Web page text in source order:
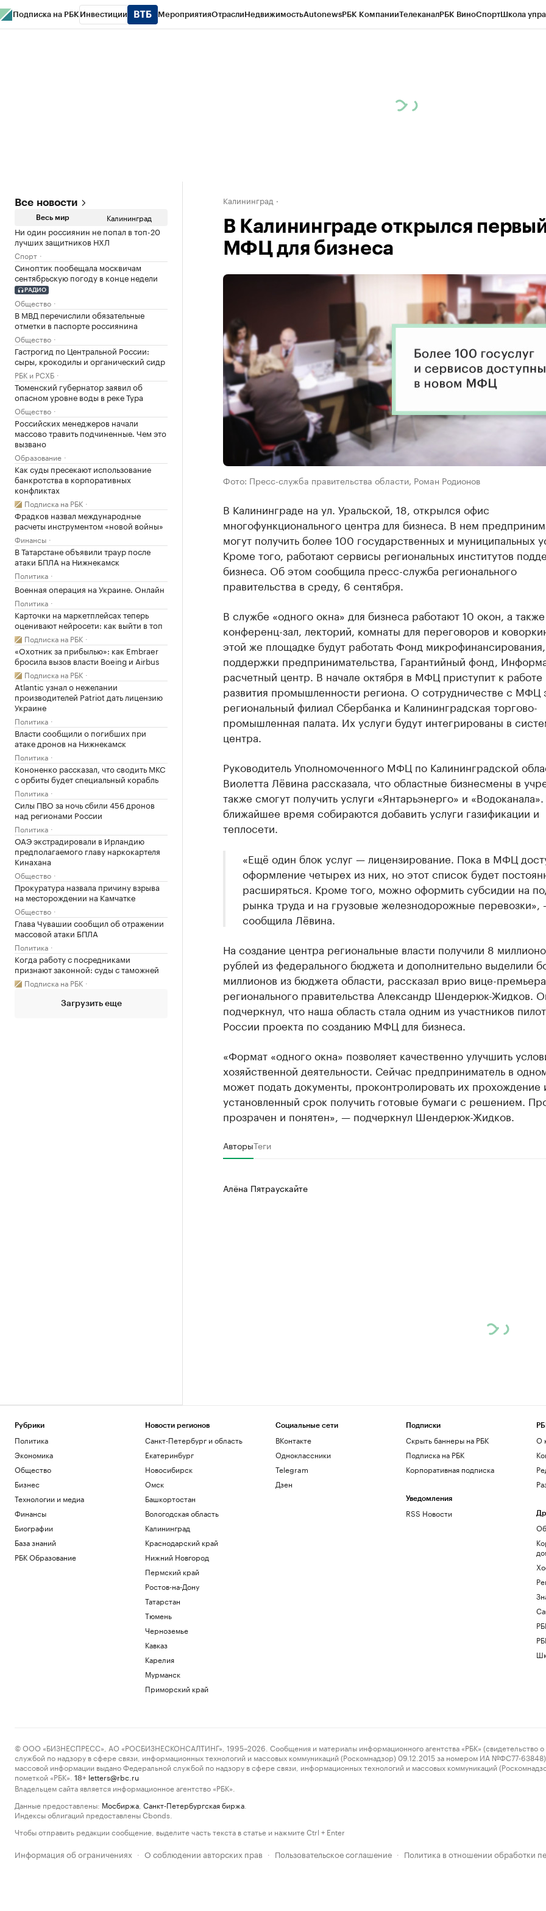
Подписка на РБК Инвестиции МероприятияОтраслиНедвижимостьAutonewsРБК КомпанииТелеканалРБК ВиноСпортШкола
Все новости
Весь мир Калининград
Ни один россиянин не попал в топ-20
лучших защитников НХЛ
Спорт
Синоптик пообещала москвичам
сентябрьскую погоду в конце недели
РАДИО
Общество
В МВД перечислили обязательные
отметки в паспорте россиянина
Общество
Гастрогид по Центральной России:
сыры, крокодилы и органический сидр
РБК и РСХБ
Тюменский губернатор заявил об
опасном уровне воды в реке Тура
Общество
Российских менеджеров начали
массово травить подчиненные. Чем это
вызвано
Образование
Как суды пресекают использование
банкротства в корпоративных
конфликтах
Подписка на РБК
Фрадков назвал международные
расчеты инструментом «новой войны»
Финансы
В Татарстане объявили траур после
атаки БПЛА на Нижнекамск
Политика
Военная операция на Украине. Онлайн
Политика
Карточки на маркетплейсах теперь
оценивают нейросети: как выйти в топ
Подписка на РБК
«Охотник за прибылью»: как Embraer
бросила вызов власти Boeing и Airbus
Подписка на РБК
Atlantic узнал о нежелании
производителей Patriot дать лицензию
Украине
Политика
Власти сообщили о погибших при
атаке дронов на Нижнекамск
Политика
Кононенко рассказал, что сводить МКС
с орбиты будет специальный корабль
Политика
Силы ПВО за ночь сбили 456 дронов
над регионами России
Политика
ОАЭ экстрадировали в Ирландию
предполагаемого главу наркокартеля
Кинахана
Общество
Прокуратура назвала причину взрыва
на месторождении на Камчатке
Общество
Глава Чувашии сообщил об отражении
массовой атаки БПЛА
Политика
Когда работу с посредниками
признают законной: суды с таможней
Подписка на РБК
Загрузить еще
Калининград
В Калининграде открылся
МФЦ для бизнеса
Фото: Пресс-служба правительства области, Роман Родионов
В Калининграде на ул. Уральской, 18, открылся офис
многофункционального центра для бизнеса. В нем
могут получить более 100 государственных и муниципальных
Кроме того, работают сервисы региональных институтов
бизнеса. Об этом сообщила пресс-служба регионального
правительства в среду, 6 сентября.
В службе «одного окна» для бизнеса работают 10 окон, а также
конференц-зал, лекторий, комнаты для переговоров и
этой же площадке будут работать Фонд
поддержки предпринимательства, Гарантийный фонд,
расчетный центр. В начале октября в МФЦ приступит к
развития промышленности региона. О сотрудничестве с МФЦ
региональный филиал Сбербанка и Калининградская торгово-
промышленная палата. Их услуги будут интегрированы в
центра.
Руководитель Уполномоченного МФЦ по Калининградской
Виолетта Лёвина рассказала, что областные бизнесмены в
также смогут получить услуги «Янтарьэнерго» и
ближайшее время собираются добавить услуги газификации и
теплосети.
«Ещё один блок услуг — лицензирование. Пока в МФЦ
оформление четырех из них, но этот список будет
расширяться. Кроме того, можно оформить субсидии на
рынка труда и на грузовые железнодорожные перевозки»,
сообщила Лёвина.
На создание центра региональные власти получили 8
рублей из федерального бюджета и дополнительно выделили
миллионов из бюджета области, рассказал врио вице-премьера
регионального правительства Александр Шендерюк-Жидков.
подчеркнул, что наша область стала одним из участников
России проекта по созданию МФЦ для бизнеса.
«Формат «одного окна» позволяет качественно улучшить
хозяйственной деятельности. Сейчас предприниматель в
может подать документы, проконтролировать их прохождение
установленный срок получить готовые бумаги с решением.
прозрачен и понятен», — подчеркнул Шендерюк-Жидков.
АвторыТеги
Алёна Пятраускайте
Рубрики
Политика
Экономика
Общество
Бизнес
Технологии и медиа
Финансы
Биографии
База знаний
РБК Образование
Новости регионов
Санкт-Петербург и область
Екатеринбург
Новосибирск
Омск
Башкортостан
Вологодская область
Калининград
Краснодарский край
Нижний Новгород
Пермский край
Ростов-на-Дону
Татарстан
Тюмень
Черноземье
Кавказ
Карелия
Мурманск
Приморский край
Социальные сети
ВКонтакте
Одноклассники
Telegram
Дзен
Подписки
Скрыть баннеры на РБК
Подписка на РБК
Корпоративная подписка
Уведомления
RSS Новости
О
© ООО «БИЗНЕСПРЕСС», АО «РОСБИЗНЕСКОНСАЛТИНГ», 1995–2026. Сообщения и материалы информационного агентства «РБК» (свидетельство о
службой по надзору в сфере связи, информационных технологий и массовых коммуникаций (Роскомнадзор) 09.12.2015 за номером ИА №ФС77-63848)
массовой информации выдано Федеральной службой по надзору в сфере связи, информационных технологий и массовых коммуникаций
пометкой «РБК».
18+ letters@rbc.ru
Владельцем сайта является информационное агентство «РБК».
Данные предоставлены: Мосбиржа Санкт-Петербургская биржа
Индексы облигаций предоставлены Cbonds.
Чтобы отправить редакции сообщение, выделите часть текста в статье и нажмите Ctrl + Enter
Информация об ограничениях · О соблюдении авторских прав · Пользовательское соглашение · Политика в отношении обработки